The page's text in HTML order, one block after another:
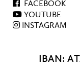
FACEBOOK
YOUTUBE
INSTAGRAM
IBAN: